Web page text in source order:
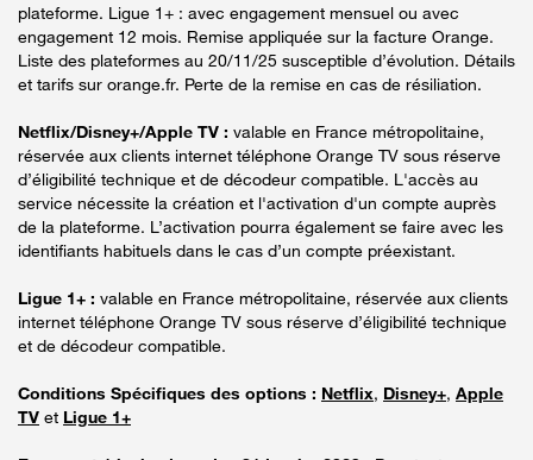
plateforme. Ligue 1+ : avec engagement mensuel ou avec
engagement 12 mois. Remise appliquée sur la facture Orange.
Liste des plateformes au 20/11/25 susceptible d’évolution. Détails
et tarifs sur orange.fr. Perte de la remise en cas de résiliation.
Netflix/Disney+/Apple TV : valable en France métropolitaine,
réservée aux clients internet téléphone Orange TV sous réserve
d’éligibilité technique et de décodeur compatible. L'accès au
service nécessite la création et l'activation d'un compte auprès
de la plateforme. L’activation pourra également se faire avec les
identifiants habituels dans le cas d’un compte préexistant.
Ligue 1+ : valable en France métropolitaine, réservée aux clients
internet téléphone Orange TV sous réserve d’éligibilité technique
et de décodeur compatible.
Conditions Spécifiques des options : Netflix, Disney+, Apple
TV et Ligue 1+